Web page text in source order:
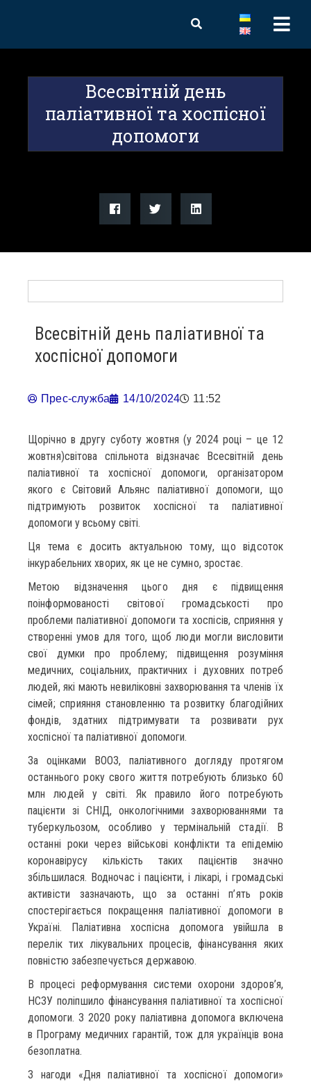
Всесвітній день
паліативної та хоспісної
допомоги
Всесвітній день паліативної та
хоспісної допомоги
Прес-служба 14/10/2024 11:52
Щорічно в другу суботу жовтня (у 2024 році – це 12
жовтня)світова спільнота відзначає Всесвітній день
паліативної та хоспісної допомоги, організатором
якого є Світовий Альянс паліативної допомоги, що
підтримують розвиток хоспісної та паліативної
допомоги у всьому світі.
Ця тема є досить актуальною тому, що відсоток
інкурабельних хворих, як це не сумно, зростає.
Метою відзначення цього дня є підвищення
поінформованості світової громадськості про
проблеми паліативної допомоги та хоспісів, сприяння у
створенні умов для того, щоб люди могли висловити
свої думки про проблему; підвищення розуміння
медичних, соціальних, практичних і духовних потреб
людей, які мають невиліковні захворювання та членів їх
сімей; сприяння становленню та розвитку благодійних
фондів, здатних підтримувати та розвивати рух
хоспісної та паліативної допомоги.
За оцінками ВООЗ, паліативного догляду протягом
останнього року свого життя потребують близько 60
млн людей у світі. Як правило його потребують
пацієнти зі СНІД, онкологічними захворюваннями та
туберкульозом, особливо у термінальній стадії. В
останні роки через військові конфлікти та епідемію
коронавірусу кількість таких пацієнтів значно
збільшилася. Водночас і пацієнти, і лікарі, і громадські
активісти зазначають, що за останні п’ять років
спостерігається покращення паліативної допомоги в
Україні. Паліативна хоспісна допомога увійшла в
перелік тих лікувальних процесів, фінансування яких
повністю забезпечується державою.
В процесі реформування системи охорони здоров’я,
НСЗУ поліпшило фінансування паліативної та хоспісної
допомоги. З 2020 року паліативна допомога включена
в Програму медичних гарантій, тож для українців вона
безоплатна.
З нагоди «Дня паліативної та хоспісної допомоги»